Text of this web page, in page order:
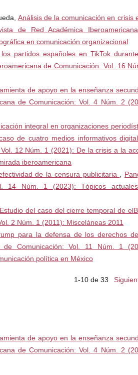
Análisis de la comunicación en crisis
de Red Académica
en comunicación organizacional
partidos españoles en TikTok
de Comunicación: Vol. 16
de apoyo en la enseñanza
de Comunicación: Vol. 4 Núm. 2
integral en organizaciones
de cuatro medios informativos
12 Núm. 1 (2021): De la crisis a la
iberoamericana
de la censura publicitaria
14 Núm. 1 (2023): Tópicos
del caso del cierre temporal de
2 Núm. 1 (2011): Misceláneas 2011
para la defensa de los derechos
de Comunicación: Vol. 11 Núm. 1
política en México
1-10 de 33
de apoyo en la enseñanza
de Comunicación: Vol. 4 Núm. 2